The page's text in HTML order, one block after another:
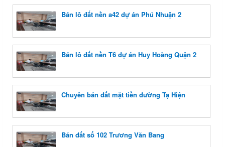
Bán lô đất nền a42 dự án Phú Nhuận 2
Bán lô đất nền T6 dự án Huy Hoàng Quận 2
Chuyên bán đất mặt tiền đường Tạ Hiện
Bán đất số 102 Trương Văn Bang